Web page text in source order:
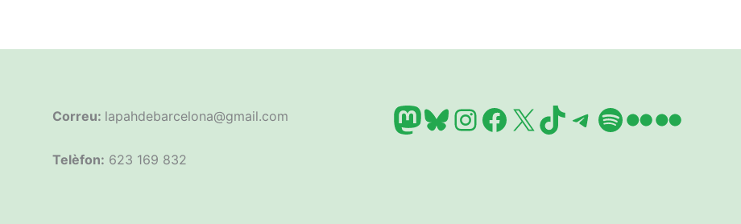
Correu: lapahdebarcelona@gmail.com
Telèfon: 623 169 832
Mastodon
Bluesky
Instagram
Facebook
X TikTok
Telegram
Spotify
FlickrFlickr